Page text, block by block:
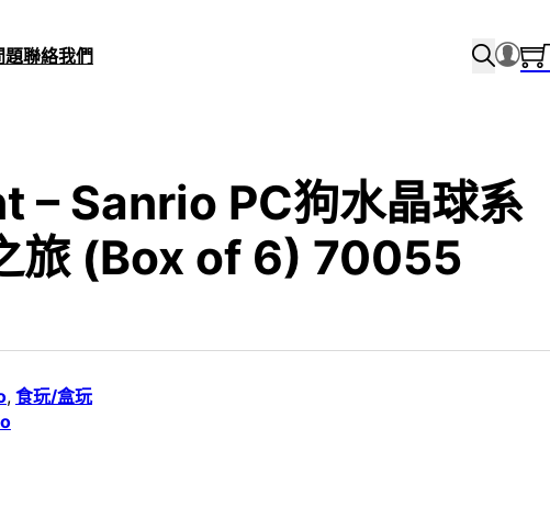
題聯絡我們
– Sanrio PC狗水晶球系
旅 (Box of 6) 70055
, 食玩/盒玩